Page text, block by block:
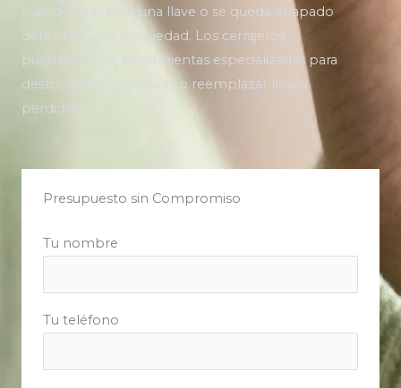
cuando se pierde una llave o se queda atrapado
dentro de una propiedad. Los cerrajeros
pueden utilizar herramientas especializadas para
desbloquear cerraduras o reemplazar llaves
perdidas.
Presupuesto sin Compromiso
Tu nombre
Tu teléfono